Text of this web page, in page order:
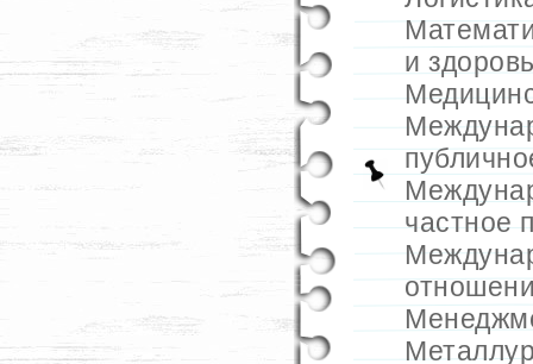
и
частное